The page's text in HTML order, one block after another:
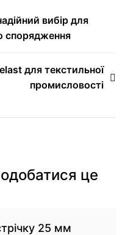
вибір для
спорядження
для текстильної
промисловості
це
25 мм